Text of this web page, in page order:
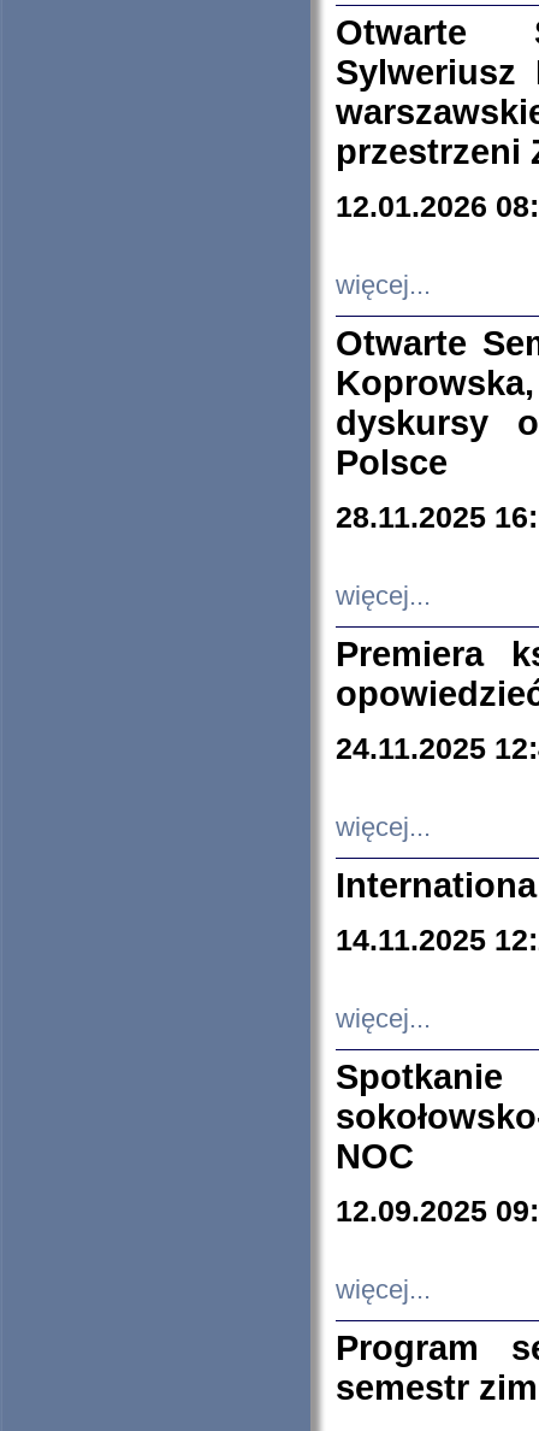
Otwarte
Sylweriusz
przestrzeni
12.01.2026
więcej...
Otwarte
dyskursy
Polsce
28.11.2025
więcej...
Premiera
24.11.2025
więcej...
14.11.2025
więcej...
NOC
12.09.2025
więcej...
Program
semestr